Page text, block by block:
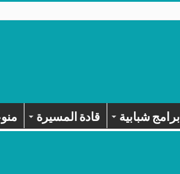
برامج شبابية قادة المسيرة